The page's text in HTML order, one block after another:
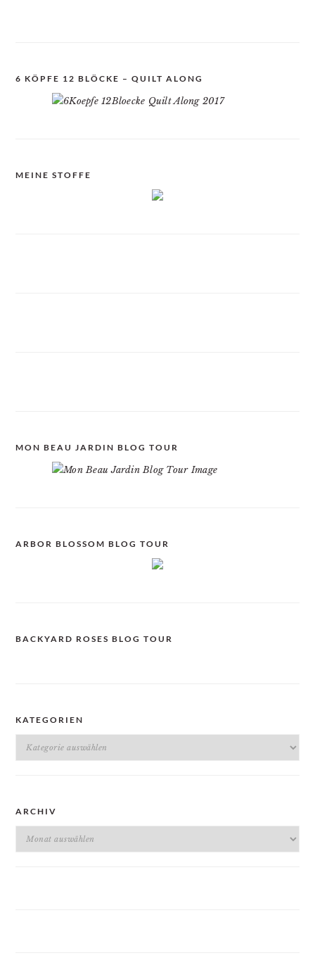
6 KÖPFE 12 BLÖCKE – QUILT ALONG
MEINE STOFFE
MON BEAU JARDIN BLOG TOUR
ARBOR BLOSSOM BLOG TOUR
BACKYARD ROSES BLOG TOUR
KATEGORIEN
Kategorien
ARCHIV
Archiv